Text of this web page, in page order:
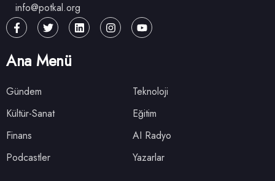
info@potkal.org
Ana Menü
Gündem
Teknoloji
Kültür-Sanat
Eğitim
Finans
AI Radyo
Podcastler
Yazarlar